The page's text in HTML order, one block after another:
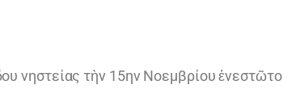
νηστείας τὴν 15ην Νοεμβρίου